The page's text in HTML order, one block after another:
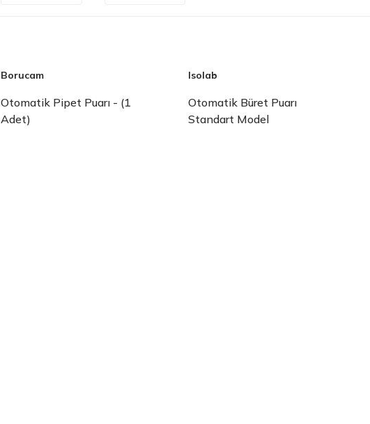
Borucam
Otomatik Pipet Puarı - (1
Adet)
Isolab
Otomatik Büret Puarı
Standart Model